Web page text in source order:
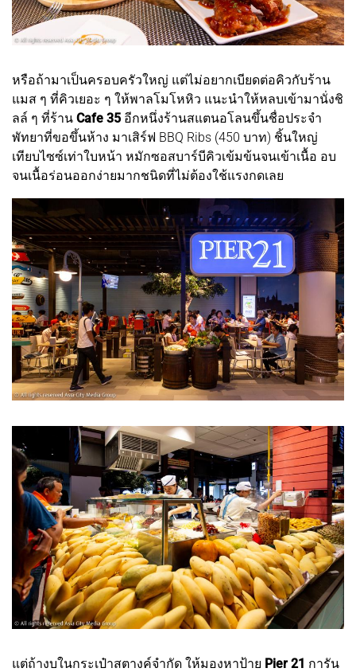
หรือถ้ามาเป็นครอบครัวใหญ่ แต่ไม่อยากเบียดต่อคิวกับร้าน
แมส ๆ ที่คิวเยอะ ๆ ให้พาลโมโหหิว แนะนำให้หลบเข้ามานั่งชิ
ลล์ ๆ ที่ร้าน Cafe 35 อีกหนึ่งร้านสแตนอโลนขึ้นชื่อประจำ
พัทยาที่ขอขึ้นห้าง มาเสิร์ฟ BBQ Ribs (450 บาท) ชิ้นใหญ่
เทียบไซซ์เท่าใบหน้า หมักซอสบาร์บีคิวเข้มข้นจนเข้าเนื้อ อบ
จนเนื้อร่อนออกง่ายมากชนิดที่ไม่ต้องใช้แรงกดเลย
แต่ถ้างบในกระเป๋าสตางค์จำกัด ให้มองหาป้าย Pier 21 การัน